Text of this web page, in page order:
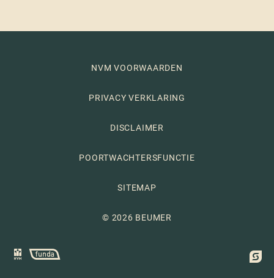
NVM VOORWAARDEN
PRIVACY VERKLARING
DISCLAIMER
POORTWACHTERSFUNCTIE
SITEMAP
© 2026 BEUMER